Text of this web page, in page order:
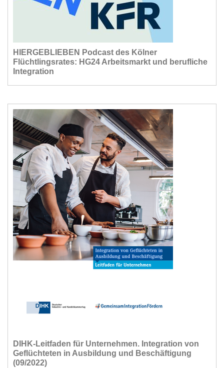
HIERGEBLIEBEN Podcast des Kölner
Flüchtlingsrates: HG24 Arbeitsmarkt und berufliche
Integration
DIHK-Leitfaden für Unternehmen. Integration von
Geflüchteten in Ausbildung und Beschäftigung
(09/2022)